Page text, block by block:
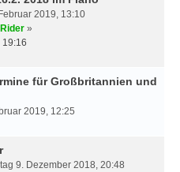
2019, 13:10
»
19:16
für Großbritannien und
2019, 12:25
9. Dezember 2018, 20:48